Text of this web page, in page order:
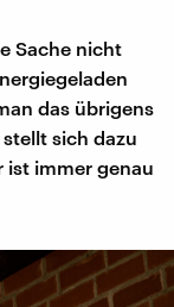
Sache nicht
das übrigens
sich dazu
ist immer genau